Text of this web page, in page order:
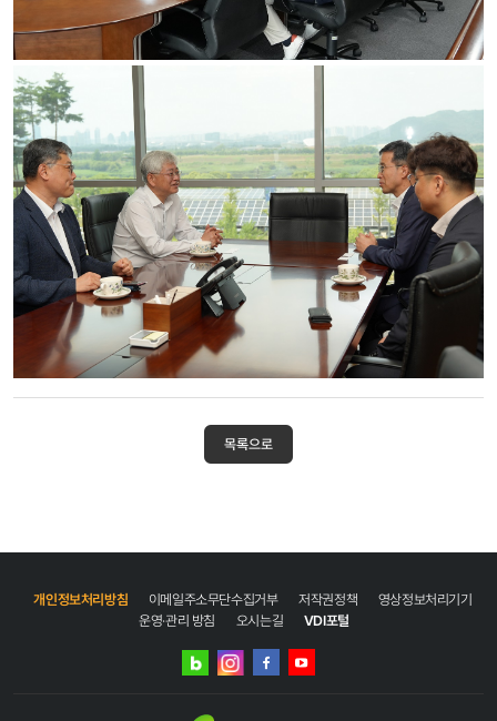
목록으로
개인정보처리방침 이메일주소무단수집거부 저작권정책
영상정보처리기기
운영·관리 방침
오시는길 VDI포털
네이버
인스타그램